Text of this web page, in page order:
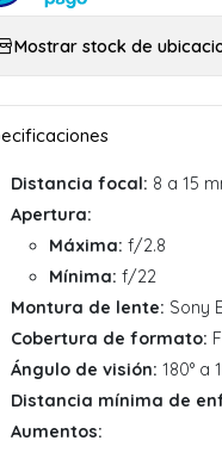
Mostrar stock de
Distancia focal: 8 a 15
Apertura:
Máxima: f/2.8
Mínima: f/22
Montura de lente: Sony E
Cobertura de formato:
Ángulo de visión: 180° a
Distancia mínima de
Aumentos: